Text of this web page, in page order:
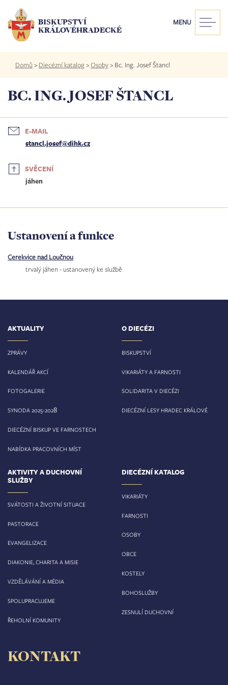
hlavnímu
obsahu
BISKUPSTVÍ
KRÁLOVÉHRADECKÉ
MENU
Drobečková
navigace
Domů > Diecézní katalog>Osoby> Bc. Ing. Josef Štancl
BC. ING. JOSEF ŠTANCL
E-MAIL
stancl.josef@dihk.cz
SVĚCENÍ
jáhen
Ustanovení a funkce
Cerekvice nad Loučnou
trvalý jáhen - ustanovený ke službě
AKTUALITY
ZPRÁVY
KALENDÁŘ AKCÍ
FOTOGALERIE
SYNODA 2025-2028
DIECÉZNÍ BISKUP VE FARNOSTECH
NABÍDKA PRACOVNÍCH MÍST
O DIECÉZI
BISKUPSTVÍ
VIKARIÁTY A FARNOSTI
SOLIDARITA V DIECÉZI
DIECÉZNÍ LESY HRADEC KRÁLOVÉ
AKTIVITY A DUCHOVNÍ
SLUŽBY
SVÁTOSTI A ŽIVOTNÍ SITUACE
PASTORACE
EVANGELIZACE
DIAKONIE, CHARITA A MISIE
VZDĚLÁVÁNÍ A MÉDIA
SPOLUPRACUJEME
ŘEHOLNÍ KOMUNITY
DIECÉZNÍ KATALOG
VIKARIÁTY
FARNOSTI
OSOBY
OBCE
KOSTELY
BOHOSLUŽBY
ZESNULÍ DUCHOVNÍ
KONTAKT